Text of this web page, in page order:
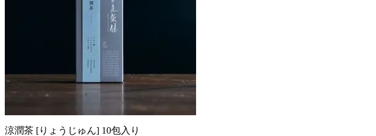
涼潤茶 [りょうじゅん] 10包入り